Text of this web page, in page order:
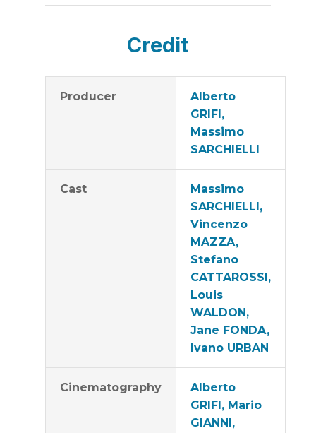
Credit
Producer
Alberto
GRIFI,
Massimo
SARCHIELLI
Cast
Massimo
SARCHIELLI,
Vincenzo
MAZZA,
Stefano
CATTAROSSI,
Louis
WALDON,
Jane FONDA,
Ivano URBAN
Cinematography
Alberto
GRIFI, Mario
GIANNI,